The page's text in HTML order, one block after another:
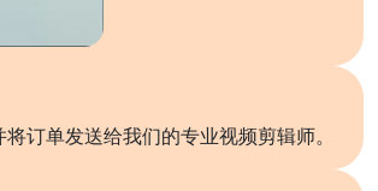
订单发送给我们的专业视频剪辑师。